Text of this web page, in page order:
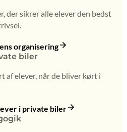
der sikrer alle elever den bedst
organisering
biler
af elever, når de bliver kørt i
i private biler